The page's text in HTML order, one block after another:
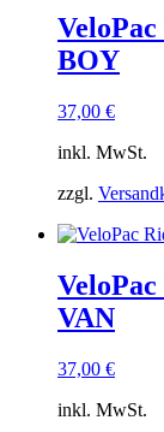
BOY
37,00 €
inkl. MwSt.
zzgl.
VAN
37,00 €
inkl. MwSt.